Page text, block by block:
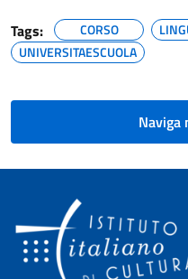
Tags: CORSO
UNIVERSITAESCUOLA
Naviga